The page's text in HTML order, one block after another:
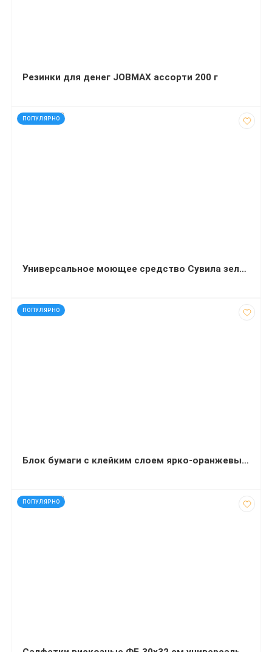
Резинки для денег JOBMAX ассорти 200 г
ПОПУЛЯРНО
код: 272653
Универсальное моющее средство Сувила зеленое с ароматом яблока 5 л
ПОПУЛЯРНО
код: 7279
Блок бумаги с клейким слоем ярко-оранжевый 75x75 мм 100 листов Delta AXENT
ПОПУЛЯРНО
код: 272732